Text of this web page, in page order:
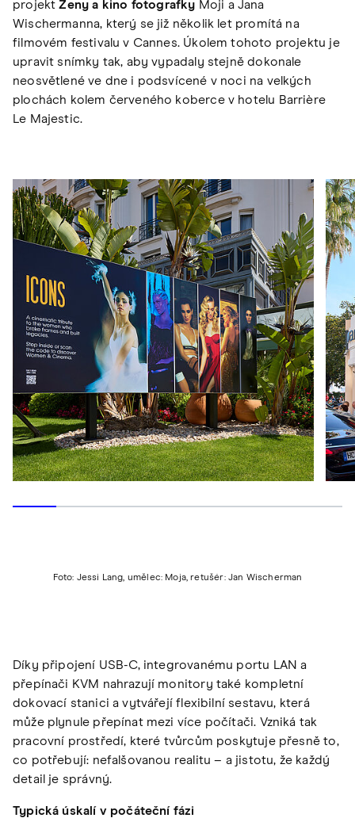
projektŽeny a kino fotografky Moji a Jana
Wischermanna, který se již několik let promítá na
filmovém festivalu v Cannes. Úkolem tohoto projektu je
upravit snímky tak, aby vypadaly stejně dokonale
neosvětlené ve dne i podsvícené v noci na velkých
plochách kolem červeného koberce v hotelu Barrière
Le Majestic.
Foto: Jessi Lang, umělec: Moja, retušér: Jan Wischerman
Díky připojení USB-C, integrovanému portu LAN a
přepínači KVM nahrazují monitory také kompletní
dokovací stanici a vytvářejí flexibilní sestavu, která
může plynule přepínat mezi více počítači. Vzniká tak
pracovní prostředí, které tvůrcům poskytuje přesně to,
co potřebují: nefalšovanou realitu – a jistotu, že každý
detail je správný.
Typická úskalí v počáteční fázi